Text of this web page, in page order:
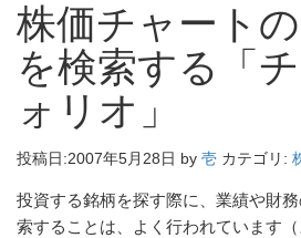
株価チャート
を検索する「
ォリオ」
投稿日:2007年5月28日 by 壱 カテゴリ:
投資する銘柄を探す際に、業績や財
索することは、よく行われています（